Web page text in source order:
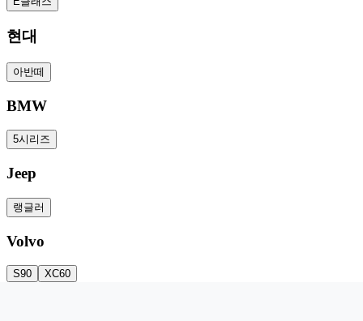
현대
아반떼
BMW
5시리즈
Jeep
랭글러
Volvo
S90 XC60